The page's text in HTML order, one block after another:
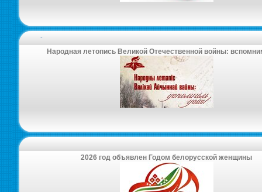
-
Народная летопись Великой Отечественной войны:
2026 год объявлен Годом белорусской женщины